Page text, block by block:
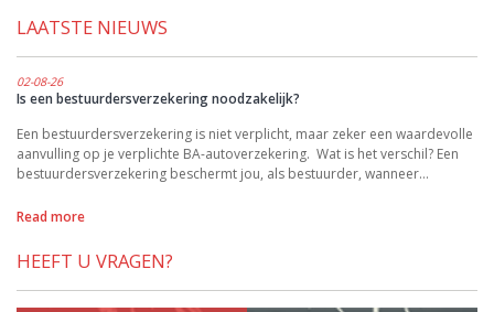
LAATSTE NIEUWS
02-08-26
Is een bestuurdersverzekering noodzakelijk?
Een bestuurdersverzekering is niet verplicht, maar zeker een waardevolle
aanvulling op je verplichte BA-autoverzekering. Wat is het verschil? Een
bestuurdersverzekering beschermt jou, als bestuurder, wanneer…
Read more
HEEFT U VRAGEN?